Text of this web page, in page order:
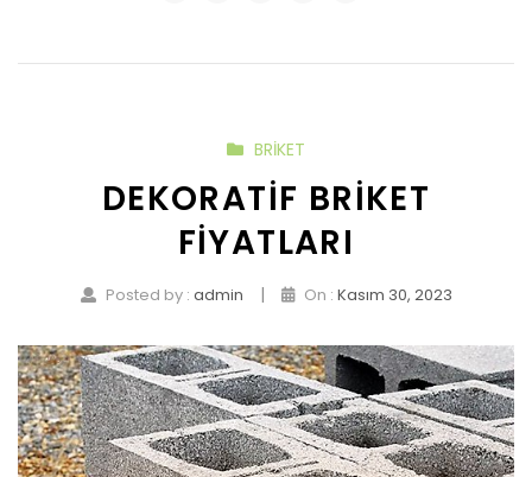
BRIKET
DEKORATIF BRIKET
FIYATLARI
Posted by : admin | On : Kasım 30, 2023